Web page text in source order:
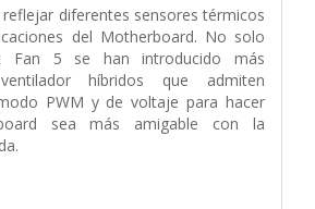
diferentes sensores térmicos
del Motherboard. No solo
Fan 5 se han introducido más
híbridos que admiten
PWM y de voltaje para hacer
sea más amigable con la